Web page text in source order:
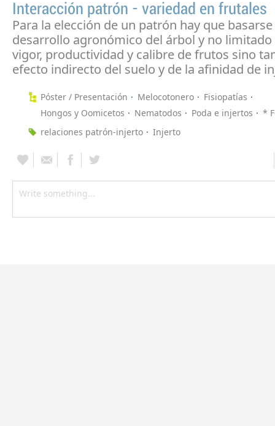
Interacción patrón - variedad en frutales
Para la elección de un patrón hay que
desarrollo agronómico del árbol y no limitado
vigor, productividad y calibre de frutos sino
efecto indirecto del suelo y de la afinidad de
Póster / Presentación Melocotonero
Fisiopatías
Hongos y Oomicetos
Nematodos Poda e injertos
*
relaciones patrón-injerto
Injerto